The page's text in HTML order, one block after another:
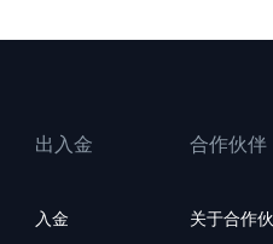
出入金
入金
合作伙伴
关于合作